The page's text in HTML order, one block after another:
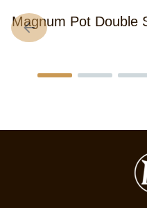
Magnum Pot Double